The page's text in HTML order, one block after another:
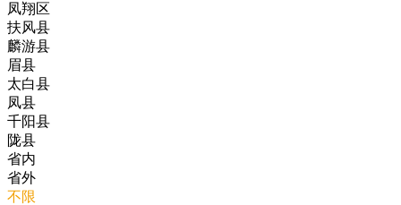
凤翔区
扶风县
麟游县
眉县
太白县
凤县
千阳县
陇县
省内
省外
不限